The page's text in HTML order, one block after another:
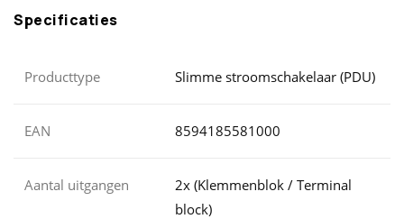
Specificaties
Producttype Slimme stroomschakelaar (PDU)
EAN 8594185581000
Aantal uitgangen
2x (Klemmenblok / Terminal
block)